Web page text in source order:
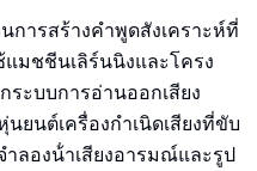
การสร้างคําพูดสังเคราะห์ที่
มชชีนเลิร์นนิงและโครง
ระบบการอ่านออกเสียง
นยนต์เครื่องกําเนิดเสียงที่ขับ
ลองน้ําเสียงอารมณ์และรูป